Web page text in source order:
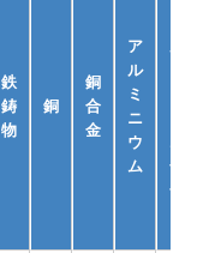
鉄
鋳
物
銅
銅
合
金
ア
ル
ミ
ニ
ウ
ム
合
金